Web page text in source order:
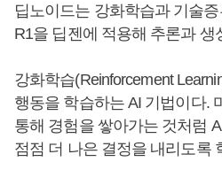
딥노이드는 강화학습과 기술
R1을 딥젠에 적용해 추론과 생
강화학습(Reinforcement
행동을 학습하는 AI 기법이다.
통해 경험을 쌓아가는 것처럼
점점 더 나은 결정을 내리도록